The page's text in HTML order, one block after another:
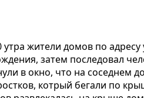
жители домов по
затем последовал
в окно, что на соседнем
котрый бегали по